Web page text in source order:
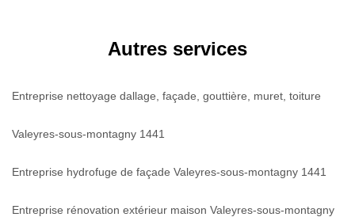
Autres services
Entreprise nettoyage dallage, façade, gouttière, muret, toiture
Valeyres-sous-montagny 1441
Entreprise hydrofuge de façade Valeyres-sous-montagny 1441
Entreprise rénovation extérieur maison Valeyres-sous-montagny